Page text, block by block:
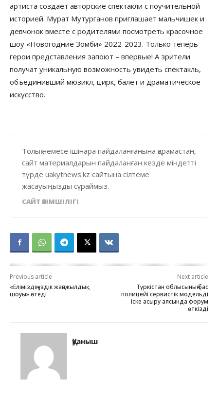
артиста создает авторские спектакли с поучительной
историей. Мурат Мутурганов приглашает мальчишек и
девчонок вместе с родителями посмотреть красочное
шоу «Новогодние Зомби» 2022-2023. Только теперь
герои представления запоют – впервые! А зрители
получат уникальную возможность увидеть спектакль,
объединивший мюзикл, цирк, балет и драматическое
искусство.
Толық немесе ішінара пайдаланғанына қарамастан,
сайт материалдарын пайдаланған кезде міндетті
түрде uakytnews.kz сайтына сілтеме
жасауыңызды сұраймыз.
САЙТ ӘКІМШІЛІГІ
Previous article
«Еліміздің үздік жаңажылдық
шоуы» өтеді
Next article
Түркістан облысының бас
полицейі сервистік модельді
іске асыру аясында форум
өткізді
Қуаныш